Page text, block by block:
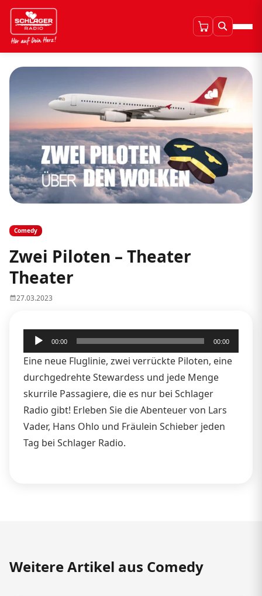
Comedy
Zwei Piloten – Theater
Theater
27.03.2023
Audio-
Player
00:00 00:00
Eine neue Fluglinie, zwei verrückte Piloten, eine
durchgedrehte Stewardess und jede Menge
skurrile Passagiere, die es nur bei Schlager
Radio gibt! Erleben Sie die Abenteuer von Lars
Vader, Hans Ohlo und Fräulein Schieber jeden
Tag bei Schlager Radio.
Weitere Artikel aus Comedy